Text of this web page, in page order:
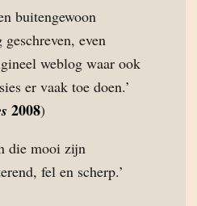
buitengewoon
even
weblog waar ook
er vaak toe doen.’
2008)
die mooi zijn
fel en scherp.’